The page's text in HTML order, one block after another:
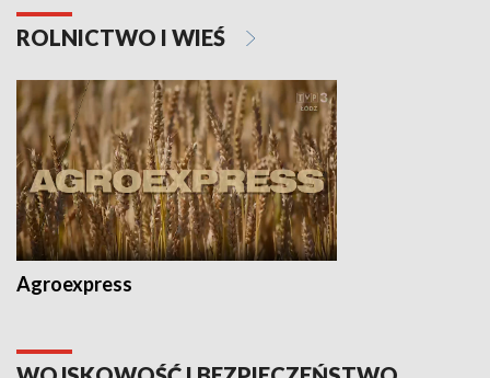
ROLNICTWO I WIEŚ
Agroexpress